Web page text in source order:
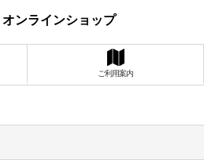
ンラインショップ
ご利用案内